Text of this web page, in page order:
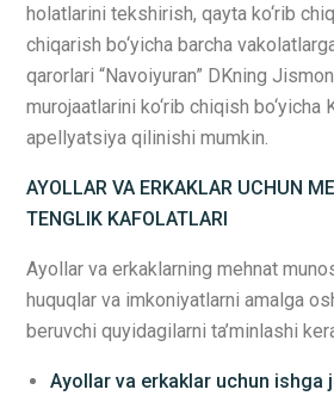
holatlarini tekshirish, qayta ko‘rib
chiqarish bo‘yicha barcha
qarorlari “Navoiyuran” DKning
murojaatlarini ko‘rib chiqish
apellyatsiya qilinishi mumkin.
AYOLLAR VA ERKAKLAR UCHUN
TENGLIK KAFOLATLARI
Ayollar va erkaklarning mehnat
huquqlar va imkoniyatlarni amalga
beruvchi quyidagilarni ta’minlashi
Ayollar va erkaklar uchun ishga